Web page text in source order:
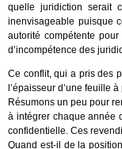
quelle juridiction serait
inenvisageable puisque
autorité compétente
d’incompétence des
Ce conflit, qui a pris des
l’épaisseur d’une feuille
Résumons un peu pour
à intégrer chaque année
confidentielle. Ces
Quand est-il de la